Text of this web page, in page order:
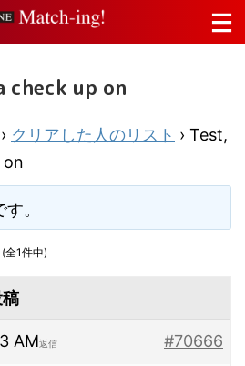
up on
› クリアした人のリスト › Test,
on
。
全1件中)
AM #70666
返信